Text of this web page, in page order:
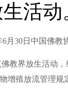
活动
6月30日中国佛
界放生活动，
增殖放流管理